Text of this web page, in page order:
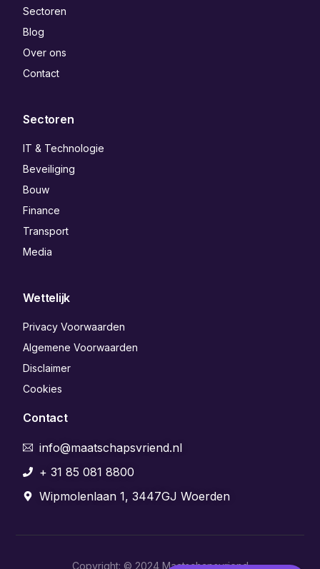
Sectoren
Blog
Over ons
Contact
Sectoren
IT & Technologie
Beveiliging
Bouw
Finance
Transport
Media
Wettelijk
Privacy Voorwaarden
Algemene Voorwaarden
Disclaimer
Cookies
Contact
info@maatschapsvriend.nl
+ 31 85 081 8800
Wipmolenlaan 1, 3447GJ Woerden
Copyright: © 2024 Maatschapsvriend